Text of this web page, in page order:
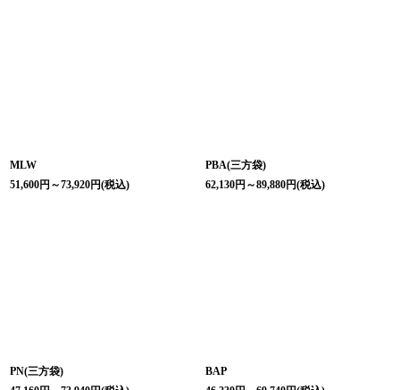
MLW
51,600円 ～73,920円(税込)
PBA(三方袋)
62,130円 ～89,880円(税込)
PN(三方袋)
BAP